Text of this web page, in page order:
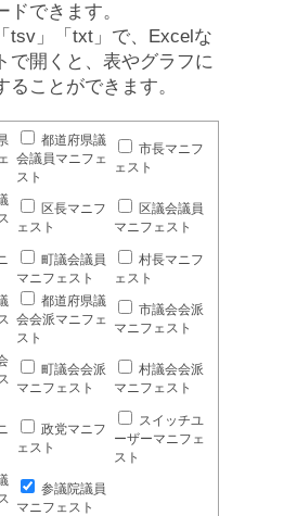
できます。
tsv」「txt」で、Excelな
で開くと、表やグラフに
ることができます。
都道府県議
会議員マニフェ
スト
市長マニフ
ェスト
区長マニフ
ェスト
区議会議員
マニフェスト
町議会議員
マニフェスト
村長マニフ
ェスト
都道府県議
会会派マニフェ
スト
市議会会派
マニフェスト
町議会会派
マニフェスト
村議会会派
マニフェスト
政党マニフ
ェスト
スイッチユ
ーザーマニフェ
スト
参議院議員
マニフェスト